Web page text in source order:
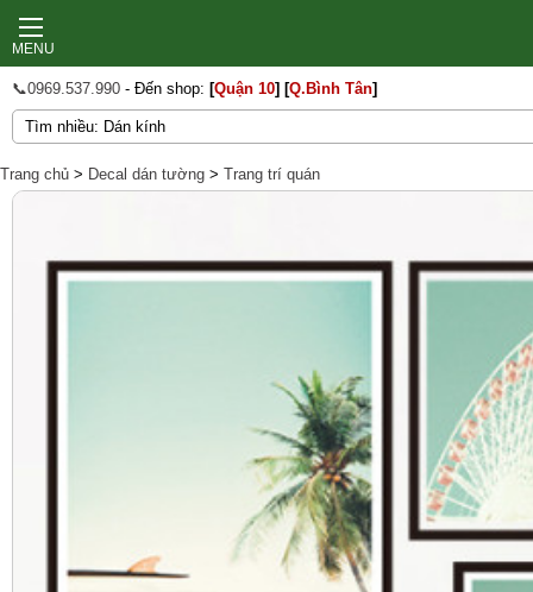
MENU
📞0969.537.990 - Đến shop: [Quận 10] [Q.Bình Tân]
Trang chủ > Decal dán tường > Trang trí quán